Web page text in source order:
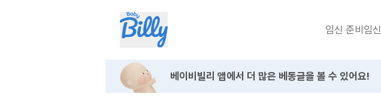
임신 준비임신
베이비빌리 앱에서 더 많은 베동글을 볼 수 있어요!